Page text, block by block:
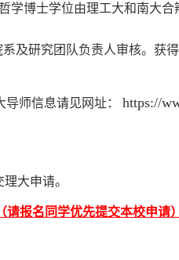
博士学位由理工大和南大合
及研究团队负责人审核。获
师信息请见网址： https://
大申请。
（请报名同学优先提交本校申请）